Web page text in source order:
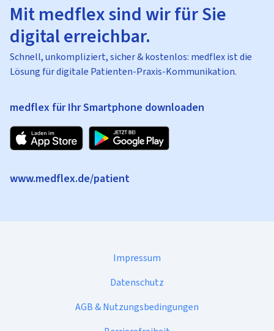
Mit medflex sind wir für Sie
digital erreichbar.
Schnell, unkompliziert, sicher & kostenlos: medflex ist die
Lösung für digitale Patienten-Praxis-Kommunikation.
medflex für Ihr Smartphone downloaden
www.medflex.de/patient
Impressum
Datenschutz
AGB & Nutzungsbedingungen